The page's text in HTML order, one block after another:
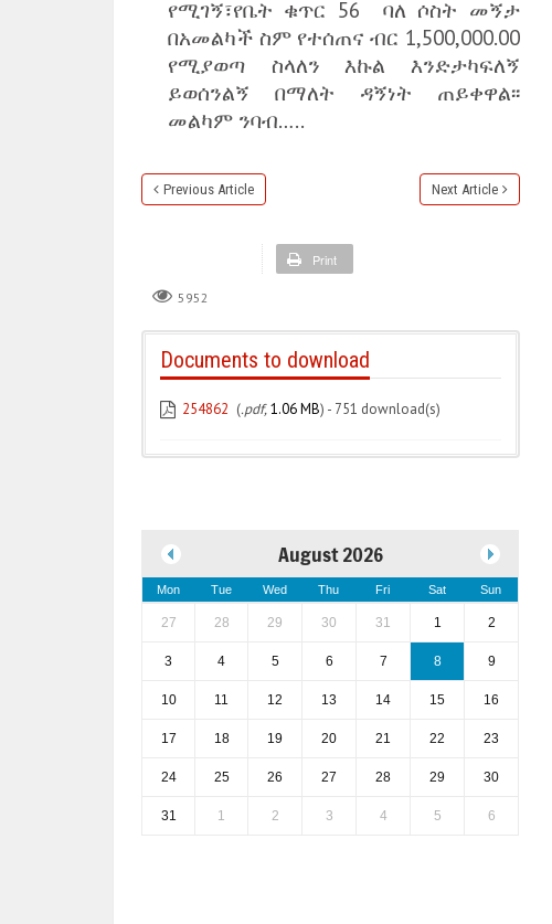
የሚገኝ፣የቤት ቁጥር 56 ባለ ሶስት መኝታ
በአመልካች ስም የተሰጠና ብር 1,500,000.00
የሚያወጣ ስላለን እኩል እንድታካፍለኝ
ይወሰንልኝ በማለት ዳኝነት ጠይቀዋል፡፡
መልካም ንባብ…..
Previous Article Next Article
Print
5952
Documents to download
254862 (.pdf,1.06 MB) - 751 download(s)
August 2026
Mon Tue Wed Thu Fri Sat Sun
27 28 29 30 31 1 2
3 4 5 6 7 8 9
10 11 12 13 14 15 16
17 18 19 20 21 22 23
24 25 26 27 28 29 30
31 1 2 3 4 5 6